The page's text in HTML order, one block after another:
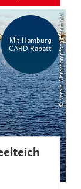
Mit Hamburg
CARD Rabatt
© Verein Alsterdampfschiffahrt e.V.